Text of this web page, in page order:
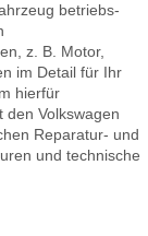
betriebs-
z. B. Motor,
im Detail für Ihr
hierfür
den Volkswagen
Reparatur- und
und technische